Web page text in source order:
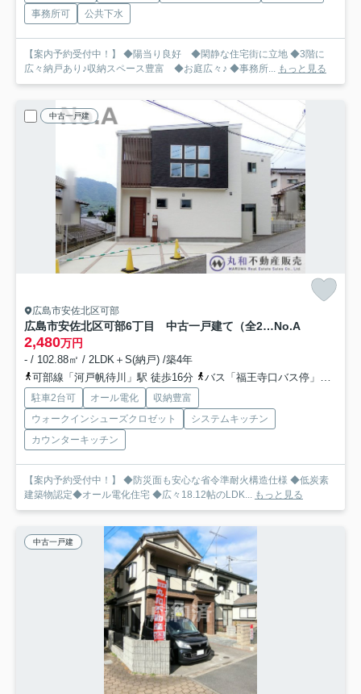
事務所可
公共下水
【案内予約受付中！】 ◆陽当り良好 ◆閑静な住宅街に立地 ◆3階に
広々納戸あり♪収納スペース豊富 ◆お庭広々♪ ◆事務所... もっと見る
中古一戸建
広島市安佐北区可部
広島市安佐北区可部6丁目 中古一戸建て（全2棟）No.A
2,480万円
- / 102.88㎡ / 2LDK＋S(納戸) /築4年
可部線「河戸帆待川」駅 徒歩16分
バス「福王寺口バス停」バス停下車 徒歩8分
駐車2台可 オール電化
収納豊富
ウォークインシューズクロゼット
システムキッチン
カウンターキッチン
【案内予約受付中！】 ◆防災面も安心な省令準耐火構造仕様 ◆低炭素
建築物認定◆オール電化住宅 ◆広々18.12帖のLDK... もっと見る
中古一戸建